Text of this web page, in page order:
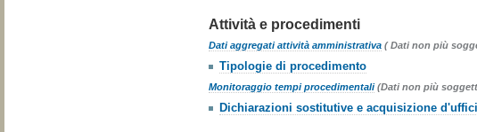
Attività e procedimenti
Dati aggregati attività amministrativa ( Dati non più
Tipologie di procedimento
Monitoraggio tempi procedimentali(Dati non più
Dichiarazioni sostitutive e acquisizione